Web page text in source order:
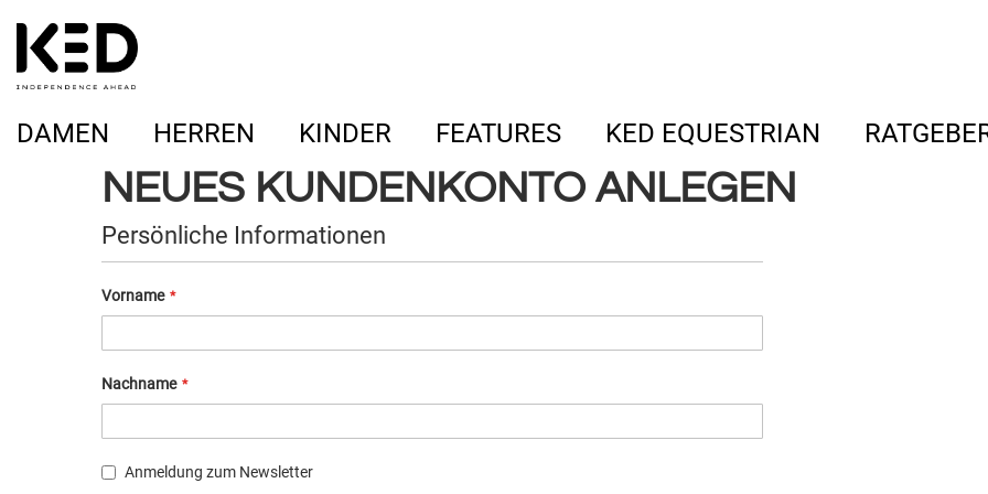
DAMEN HERREN KINDER FEATURES KED EQUESTRIAN
NEUES KUNDENKONTO ANLEGEN
Persönliche Informationen
Vorname
Nachname
Anmeldung zum Newsletter